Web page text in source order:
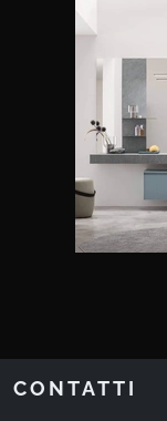
CONTATTI